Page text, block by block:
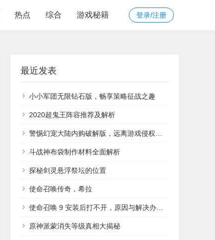
登录/注册
热点 综合 游戏秘籍
最近发表
小小军团无限钻石版，畅享策略征战之趣
2020超鬼王阵容推荐及解析
警惕幻宠大陆内购破解版，远离游戏侵权陷阱
斗战神布袋制作材料全面解析
探秘剑灵悬浮祭坛的位置
使命召唤传奇，希拉
使命召唤 9 安装后打不开，原因与解决办法全解析
原神派蒙消失等级真相大揭秘